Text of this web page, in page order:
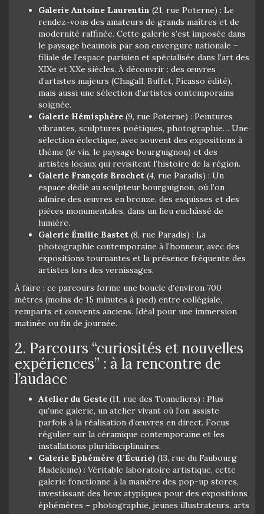
Galerie Antoine Laurentin (21, rue Poterne) : Le
rendez-vous des amateurs de grands maîtres et de
modernité raffinée. Cette galerie s’est imposée dans
le paysage beaunois par son envergure nationale –
filiale de l’espace parisien et spécialisée dans l’art des
XIXe et XXe siècles. À découvrir : des œuvres
d’artistes majeurs (Chagall, Buffet, Picasso édité),
mais aussi une sélection d’artistes contemporains
soignée.
Galerie Hémisphère (9, rue Poterne) : Peintures
vibrantes, sculptures poétiques, photographie… Une
sélection éclectique, avec souvent des expositions à
thème (le vin, le paysage bourguignon) et des
artistes locaux qui revisitent l’histoire de la région.
Galerie François Brochet (4, rue Paradis) : Un
espace dédié au sculpteur bourguignon, où l’on
admire des œuvres en bronze, des esquisses et des
pièces monumentales, dans un lieu enchâssé de
lumière.
Galerie Émilie Bastet (8, rue Paradis) : La
photographie contemporaine à l’honneur, avec des
expositions tournantes et la présence fréquente des
artistes lors des vernissages.
À faire : ce parcours forme une boucle d’environ 700
mètres (moins de 15 minutes à pied) entre collégiale,
remparts et couvents anciens. Idéal pour une immersion
matinée ou fin de journée.
2. Parcours “curiosités et nouvelles
expériences” : à la rencontre de
l’audace
Atelier du Geste (11, rue des Tonneliers) : Plus
qu’une galerie, un atelier vivant où l’on assiste
parfois à la réalisation d’œuvres en direct. Focus
régulier sur la céramique contemporaine et les
installations pluridisciplinaires.
Galerie Ephémère (l’Écurie) (13, rue du Faubourg
Madeleine) : Véritable laboratoire artistique, cette
galerie fonctionne à la manière des pop-up stores,
investissant des lieux atypiques pour des expositions
éphémères – photographie, jeunes illustrateurs, arts